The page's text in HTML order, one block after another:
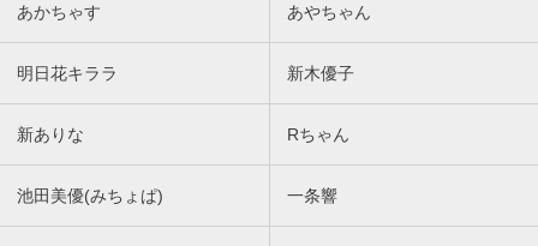
あかちゃす あやちゃん
明日花キララ 新木優子
新ありな Rちゃん
池田美優(みちょぱ) 一条響